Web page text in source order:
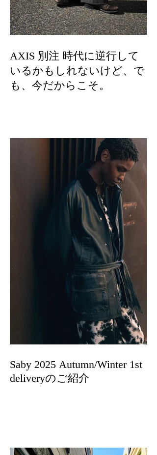
AXIS 別注 時代に逆行して
いるかもしれないけど、で
も、今だからこそ。
Saby 2025 Autumn/Winter 1st
deliveryのご紹介